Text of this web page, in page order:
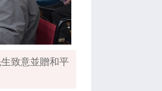
致意並贈和平